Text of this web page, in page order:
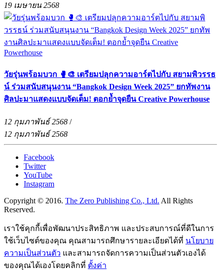
19 เมษายน 2568
วัยรุ่นพร้อมบวก 🥊🎨 เตรียมปลุกความอาร์ตไปกับ สยามพิวรรธ
น์ ร่วมสนับสนุนงาน “Bangkok Design Week 2025” ยกทัพงาน
ศิลปะมาแสดงแบบจัดเต็ม! ตอกย้ำจุดยืน Creative Powerhouse
12 กุมภาพันธ์ 2568 /
12 กุมภาพันธ์ 2568
Facebook
Twitter
YouTube
Instagram
Copyright © 2016. The Zero Publishing Co., Ltd. All Rights
Reserved.
เราใช้คุกกี้เพื่อพัฒนาประสิทธิภาพ และประสบการณ์ที่ดีในการ
ใช้เว็บไซต์ของคุณ คุณสามารถศึกษารายละเอียดได้ที่ นโยบาย
ความเป็นส่วนตัว และสามารถจัดการความเป็นส่วนตัวเองได้
ของคุณได้เองโดยคลิกที่ ตั้งค่า